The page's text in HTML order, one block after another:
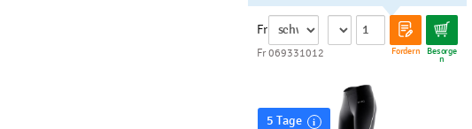
Fr
Fordern Besorge
n
Fr 069331012
5 Tage